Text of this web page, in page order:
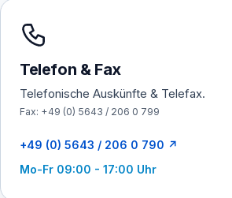
Telefon & Fax
Telefonische Auskünfte & Telefax.
Fax: +49 (0) 5643 / 206 0 799
+49 (0) 5643 / 206 0 790 ↗
Mo-Fr 09:00 - 17:00 Uhr